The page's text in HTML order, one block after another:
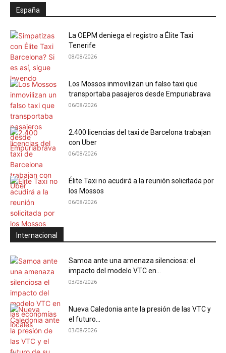
España
La OEPM deniega el registro a Élite Taxi
Tenerife
08/08/2026
Los Mossos inmovilizan un falso taxi que
transportaba pasajeros desde Empuriabrava
06/08/2026
2.400 licencias del taxi de Barcelona trabajan
con Uber
06/08/2026
Élite Taxi no acudirá a la reunión solicitada por
los Mossos
06/08/2026
Internacional
Samoa ante una amenaza silenciosa: el
impacto del modelo VTC en...
03/08/2026
Nueva Caledonia ante la presión de las VTC y
el futuro...
03/08/2026